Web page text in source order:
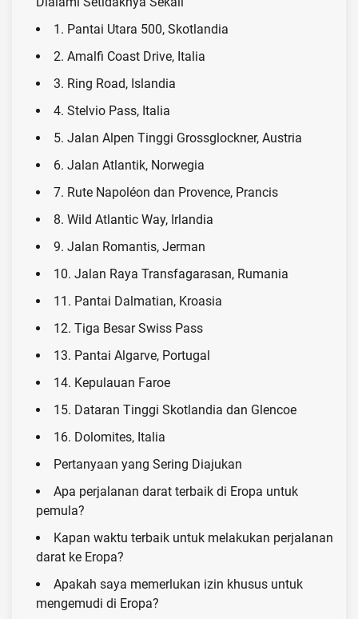
1. Pantai Utara 500, Skotlandia
2. Amalfi Coast Drive, Italia
3. Ring Road, Islandia
4. Stelvio Pass, Italia
5. Jalan Alpen Tinggi Grossglockner, Austria
6. Jalan Atlantik, Norwegia
7. Rute Napoléon dan Provence, Prancis
8. Wild Atlantic Way, Irlandia
9. Jalan Romantis, Jerman
10. Jalan Raya Transfagarasan, Rumania
11. Pantai Dalmatian, Kroasia
12. Tiga Besar Swiss Pass
13. Pantai Algarve, Portugal
14. Kepulauan Faroe
15. Dataran Tinggi Skotlandia dan Glencoe
16. Dolomites, Italia
Pertanyaan yang Sering Diajukan
Apa perjalanan darat terbaik di Eropa untuk
pemula?
Kapan waktu terbaik untuk melakukan perjalanan
darat ke Eropa?
Apakah saya memerlukan izin khusus untuk
mengemudi di Eropa?